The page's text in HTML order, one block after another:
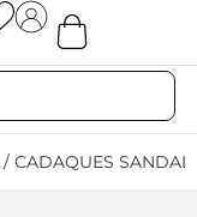
/ CADAQUES